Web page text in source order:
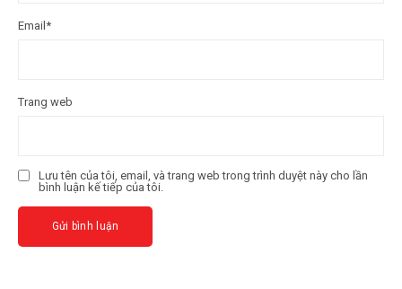
Email *
Trang web
Lưu tên của tôi, email, và trang web trong trình duyệt này cho lần
bình luận kế tiếp của tôi.